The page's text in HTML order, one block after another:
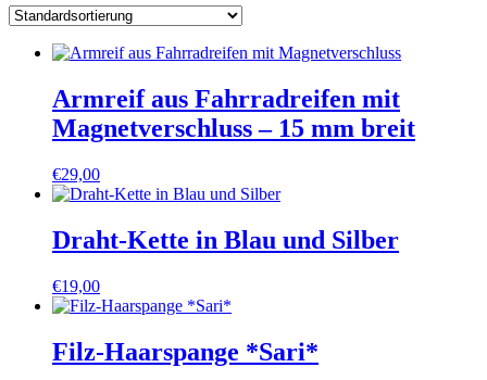
Armreif aus Fahrradreifen mit
Magnetverschluss – 15 mm breit
€29,00
Draht-Kette in Blau und Silber
€19,00
Filz-Haarspange *Sari*